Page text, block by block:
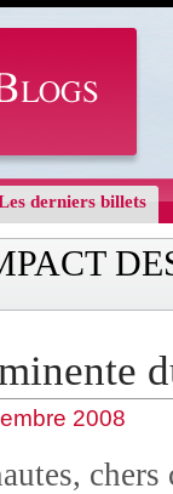
derniers billets
2008
chers